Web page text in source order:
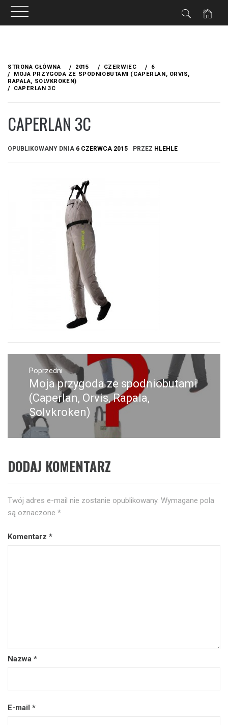
treści
STRONA GŁÓWNA 2015 CZERWIEC
6
MOJA PRZYGODA ZE SPODNIOBUTAMI (CAPERLAN, ORVIS,
RAPALA, SOLVKROKEN)
CAPERLAN 3C
CAPERLAN 3C
OPUBLIKOWANY DNIA 6 CZERWCA 2015 PRZEZ HLEHLE
Nawigacja
wpisuPoprzedni
Poprzedni
wpis:
Moja przygoda ze spodniobutami
(Caperlan, Orvis, Rapala,
Solvkroken)
DODAJ KOMENTARZ
Twój adres e-mail nie zostanie opublikowany. Wymagane pola
są oznaczone *
Komentarz *
Nazwa *
E-mail *